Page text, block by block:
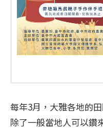
每年3月，大雅各地的
除了一般當地人可以鑽